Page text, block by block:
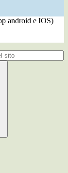
android e IOS)